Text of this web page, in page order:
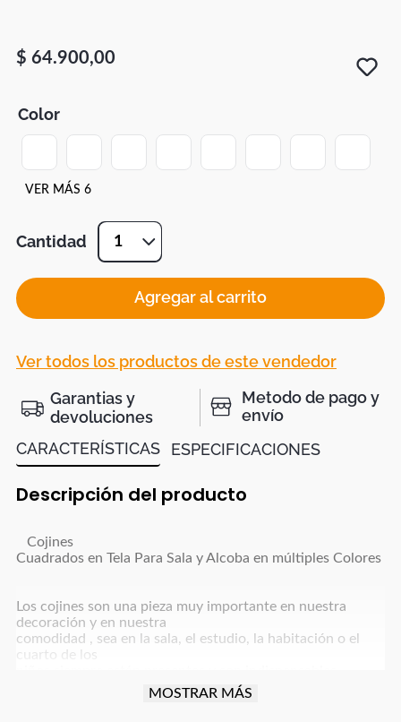
$ 64.900,00
Color
VER MÁS 6
Cantidad 1
Agregar al carrito
Ver todos los productos de este vendedor
Garantias y
devoluciones
Metodo de pago y
envío
CARACTERÍSTICAS
ESPECIFICACIONES
Descripción del producto
Cojines
Cuadrados en Tela Para Sala y Alcoba en múltiples Colores
Los cojines son una pieza muy importante en nuestra
decoración y en nuestra
comodidad , sea en la sala, el estudio, la habitación o el
cuarto de los
MOSTRAR MÁS